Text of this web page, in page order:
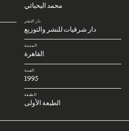
محمد اليحيائي
دار النشر
دار شرقيات للنشر والتوزيع
المدينة
القاهرة
السنة
1995
الطبعة
الطبعة الأولى